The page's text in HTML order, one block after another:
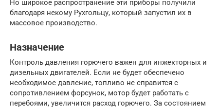
Но широкое распространение эти приборы получили
благодаря некому Рухгольцу, который запустил их в
массовое производство.
Назначение
Контроль давления горючего важен для инжекторных и
дизельных двигателей. Если не будет обеспечено
необходимое давление, топливо не справится с
сопротивлением форсунок, мотор будет работать с
перебоями, увеличится расход горючего. За состоянием